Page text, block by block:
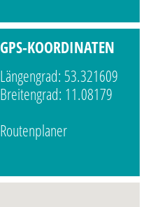
GPS-KOORDINATEN
Längengrad: 53.321609
Breitengrad: 11.08179
Routenplaner